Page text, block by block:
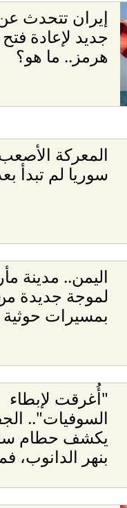
إيران تتحدث
جديد لإعادة
هرمز.. ما هو؟
المعركة
سوريا لم تبدأ
اليمن.. مدينة
لموجة جديدة
بمسيرات حوثية
"أُغرقت لإبطاء
السوفيات"..
يكشف حطام
بنهر الدانوب،